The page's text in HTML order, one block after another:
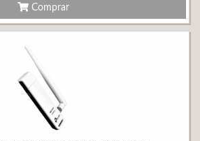
Comprar